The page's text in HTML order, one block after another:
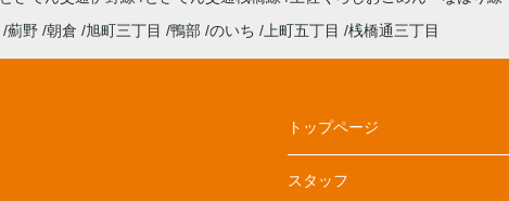
薊野 朝倉 旭町三丁目 鴨部 のいち 上町五丁目 桟橋通三丁目
トップページ
スタッフ